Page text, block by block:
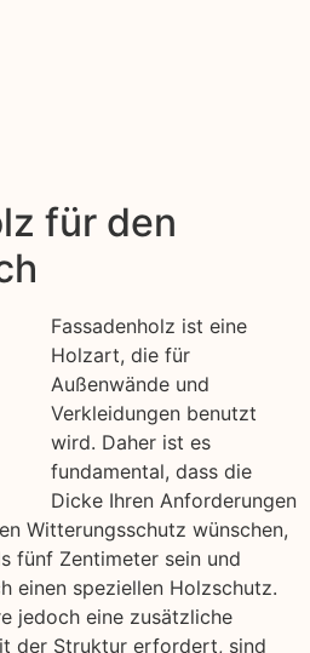
für den
Fassadenholz ist eine
Holzart, die für
Außenwände und
Verkleidungen benutzt
wird. Daher ist es
fundamental, dass die
Dicke Ihren Anforderungen
Witterungsschutz wünschen,
fünf Zentimeter sein und
einen speziellen Holzschutz.
jedoch eine zusätzliche
der Struktur erfordert, sind